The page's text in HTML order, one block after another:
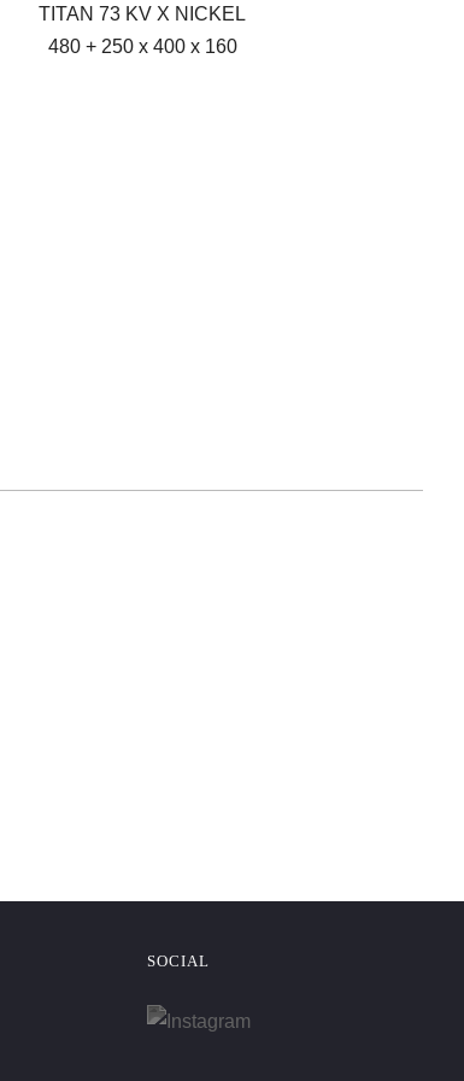
TITAN 73 KV X NICKEL
480 + 250 x 400 x 160
SOCIAL